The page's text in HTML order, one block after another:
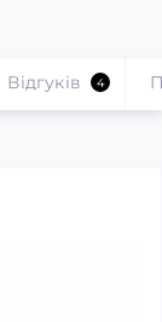
Відгуків 4